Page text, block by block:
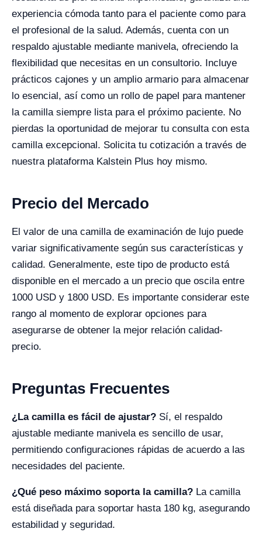
experiencia cómoda tanto para el paciente como para
el profesional de la salud. Además, cuenta con un
respaldo ajustable mediante manivela, ofreciendo la
flexibilidad que necesitas en un consultorio. Incluye
prácticos cajones y un amplio armario para almacenar
lo esencial, así como un rollo de papel para mantener
la camilla siempre lista para el próximo paciente. No
pierdas la oportunidad de mejorar tu consulta con esta
camilla excepcional. Solicita tu cotización a través de
nuestra plataforma Kalstein Plus hoy mismo.
Precio del Mercado
El valor de una camilla de examinación de lujo puede
variar significativamente según sus características y
calidad. Generalmente, este tipo de producto está
disponible en el mercado a un precio que oscila entre
1000 USD y 1800 USD. Es importante considerar este
rango al momento de explorar opciones para
asegurarse de obtener la mejor relación calidad-
precio.
Preguntas Frecuentes
¿La camilla es fácil de ajustar? Sí, el respaldo
ajustable mediante manivela es sencillo de usar,
permitiendo configuraciones rápidas de acuerdo a las
necesidades del paciente.
¿Qué peso máximo soporta la camilla? La camilla
está diseñada para soportar hasta 180 kg, asegurando
estabilidad y seguridad.